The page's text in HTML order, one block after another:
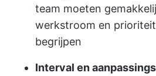
team moeten
werkstroom en
begrijpen
Interval en